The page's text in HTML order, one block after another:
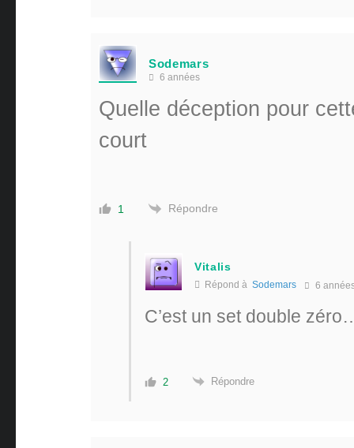
Sodemars
6 années
Quelle déception pour
court
1 Répondre
Vitalis
Répond à Sodemars 6
C’est un set double
2 Répondre